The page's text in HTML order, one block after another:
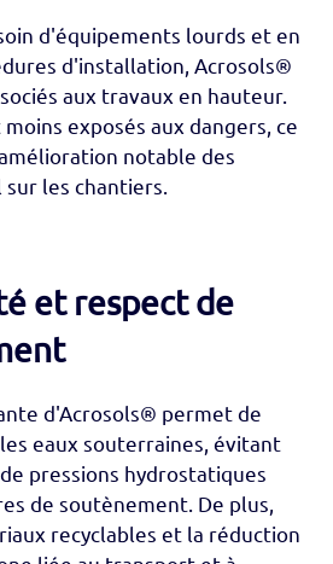
d'équipements lourds et en
d'installation, Acrosols®
aux travaux en hauteur.
exposés aux dangers, ce
notable des
les chantiers.
et respect de
d'Acrosols® permet de
eaux souterraines, évitant
pressions hydrostatiques
de soutènement. De plus,
recyclables et la réduction